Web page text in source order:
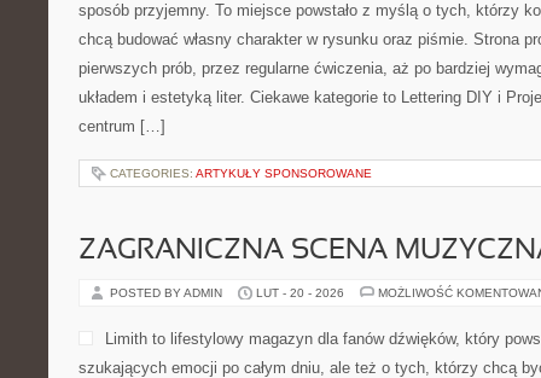
sposób przyjemny. To miejsce powstało z myślą o tych, którzy
chcą budować własny charakter w rysunku oraz piśmie. Strona
pierwszych prób, przez regularne ćwiczenia, aż po bardziej
układem i estetyką liter. Ciekawe kategorie to Lettering DIY i
centrum […]
CATEGORIES: ARTYKUŁY SPONSOROWANE
ZAGRANICZNA SCENA
POSTED BY ADMIN LUT - 20 - 2026 MOŻLIWOŚĆ
Limith to lifestylowy magazyn dla fanów dźwięków, który
szukających emocji po całym dniu, ale też o tych, którzy chcą